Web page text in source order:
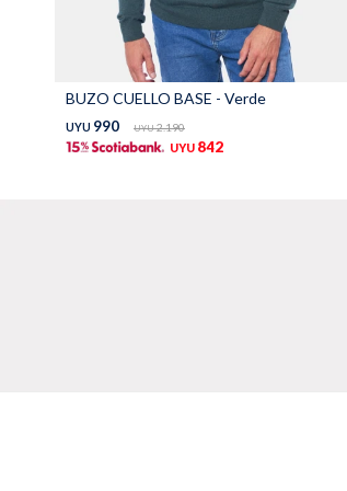
BUZO CUELLO BASE - Verde
UYU 990 UYU 2.190
UYU 842